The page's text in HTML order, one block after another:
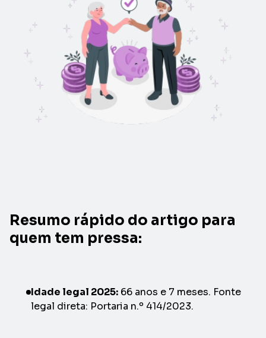
Resumo rápido do artigo para
quem tem pressa:
Idade legal 2025: 66 anos e 7 meses. Fonte
legal direta: Portaria n.º 414/2023.